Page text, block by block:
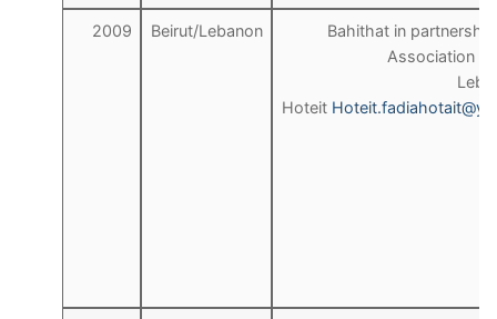
2009 Beirut/Lebanon
Bahithat in
Association of
Hoteit